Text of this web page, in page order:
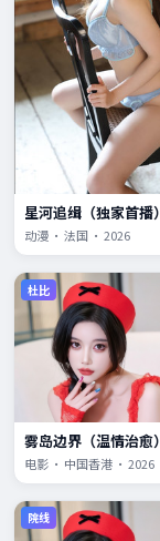
星河追缉（独家首播）
动漫 · 法国 · 2026
杜比
雾岛边界（温情治愈）
电影 · 中国香港 · 2026
院线